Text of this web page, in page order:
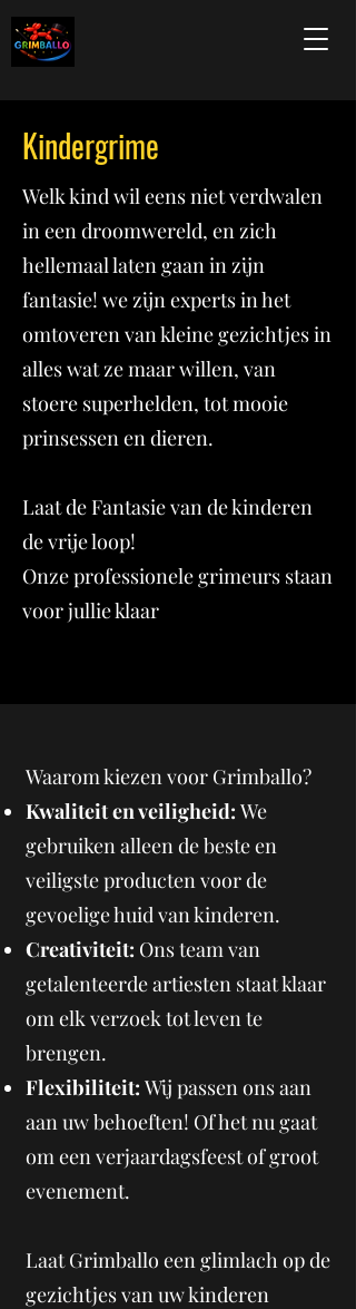
Kindergrime
Welk kind wil eens niet verdwalen
in een droomwereld, en zich
hellemaal laten gaan in zijn
fantasie! we zijn experts in het
omtoveren van kleine gezichtjes in
alles wat ze maar willen, van
stoere superhelden, tot mooie
prinsessen en dieren.
Laat de Fantasie van de kinderen
de vrije loop!
Onze professionele grimeurs staan
voor jullie klaar
Waarom kiezen voor Grimballo?
Kwaliteit en veiligheid: We
gebruiken alleen de beste en
veiligste producten voor de
gevoelige huid van kinderen.
Creativiteit: Ons team van
getalenteerde artiesten staat klaar
om elk verzoek tot leven te
brengen.
Flexibiliteit: Wij passen ons aan
aan uw behoeften! Of het nu gaat
om een verjaardagsfeest of groot
evenement.
Laat Grimballo een glimlach op de
gezichtjes van uw kinderen